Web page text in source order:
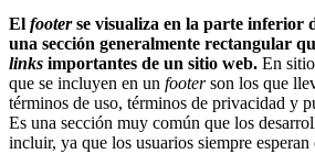
El footerse visualiza en la parte inferior
una sección generalmente rectangular
links importantes de un sitio web. En
que se incluyen en un footerson los que
términos de uso, términos de privacidad y
Es una sección muy común que los
incluir, ya que los usuarios siempre esperan